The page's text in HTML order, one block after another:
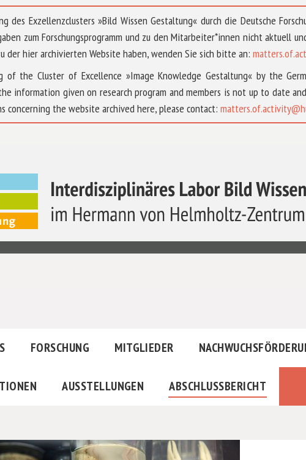
des Exzellenzclusters »Bild Wissen Gestaltung« durch die Deutsche
zum Forschungsprogramm und zu den Mitarbeiter*innen nicht aktuell
der hier archivierten Website haben, wenden Sie sich bitte an:
of the Cluster of Excellence »Image Knowledge Gestaltung« by the
information given on research program and members is not up to date
concerning the website archived here, please contact:
FORSCHUNG MITGLIEDER
AUSSTELLUNGEN ABSCHLUSSBERICHT